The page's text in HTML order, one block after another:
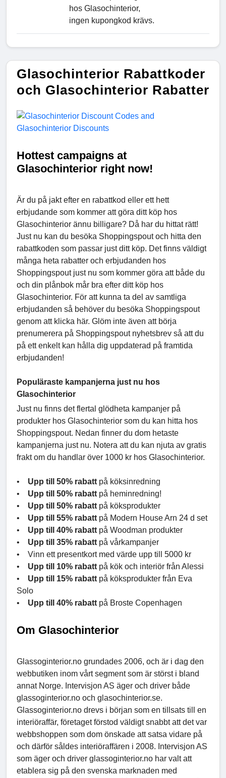
hos Glasochinterior,
ingen kupongkod krävs.
Glasochinterior Rabattkoder
och Glasochinterior Rabatter
Hottest campaigns at
Glasochinterior right now!
Är du på jakt efter en rabattkod eller ett hett
erbjudande som kommer att göra ditt köp hos
Glasochinterior ännu billigare? Då har du hittat rätt!
Just nu kan du besöka Shoppingspout och hitta den
rabattkoden som passar just ditt köp. Det finns väldigt
många heta rabatter och erbjudanden hos
Shoppingspout just nu som kommer göra att både du
och din plånbok mår bra efter ditt köp hos
Glasochinterior. För att kunna ta del av samtliga
erbjudanden så behöver du besöka Shoppingspout
genom att klicka här. Glöm inte även att börja
prenumerera på Shoppingspout nyhetsbrev så att du
på ett enkelt kan hålla dig uppdaterad på framtida
erbjudanden!
Populäraste kampanjerna just nu hos
Glasochinterior
Just nu finns det flertal glödheta kampanjer på
produkter hos Glasochinterior som du kan hitta hos
Shoppingspout. Nedan finner du dom hetaste
kampanjerna just nu. Notera att du kan njuta av gratis
frakt om du handlar över 1000 kr hos Glasochinterior.
• Upp till 50% rabatt på köksinredning
• Upp till 50% rabatt på heminredning!
• Upp till 50% rabatt på köksprodukter
• Upp till 55% rabatt på Modern House Arn 24 d set
• Upp till 40% rabatt på Woodman produkter
• Upp till 35% rabatt på vårkampanjer
• Vinn ett presentkort med värde upp till 5000 kr
• Upp till 10% rabatt på kök och interiör från Alessi
• Upp till 15% rabatt på köksprodukter från Eva
Solo
• Upp till 40% rabatt på Broste Copenhagen
Om Glasochinterior
Glassoginterior.no grundades 2006, och är i dag den
webbutiken inom vårt segment som är störst i bland
annat Norge. Intervisjon AS äger och driver både
glassoginterior.no och glasochinterior.se.
Glassoginterior.no drevs i början som en tillsats till en
interiöraffär, företaget förstod väldigt snabbt att det var
webbshoppen som dom önskade att satsa vidare på
och därför såldes interiöraffären i 2008. Intervisjon AS
som äger och driver glassoginterior.no har valt att
etablera sig på den svenska marknaden med